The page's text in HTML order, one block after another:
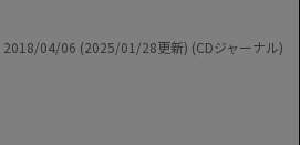
2018/04/06 (2025/01/28更新) (CDジャーナル)